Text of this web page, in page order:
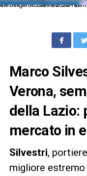
Db Bergamo 28/11/2020 - campionato di calcio serie A /
Marco
Verona,
della Lazio:
mercato in
Silvestri,
migliore